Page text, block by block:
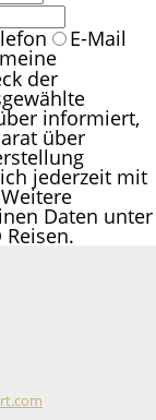
E-Mail
der
informiert,
über
jederzeit mit
Daten unter
Reisen.